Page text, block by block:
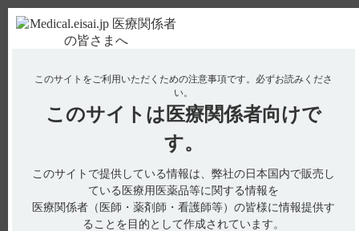
使用期限検索 Drug Information
No : 2170
【コスパノン】 発現率の高い主な副作用を教え
【コスパノン】
発現率の高い主な副作用を教えてください。
このサイトをご利用いただくための注意事項です。 必ずお読みくださ
い。
このサイトは 医療関係者向けで
す。
このサイトで提供している情報は、弊社の日本国内で販売し
ている医療用医薬品等に関する情報を
医療関係者（医師・薬剤師・看護師等）の皆様に情報提供す
ることを目的として作成されています。